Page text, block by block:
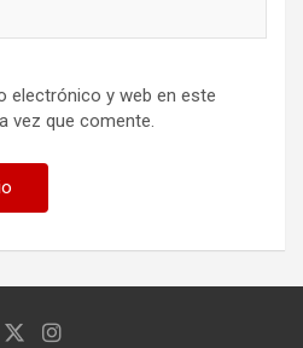
electrónico y web en este
vez que comente.